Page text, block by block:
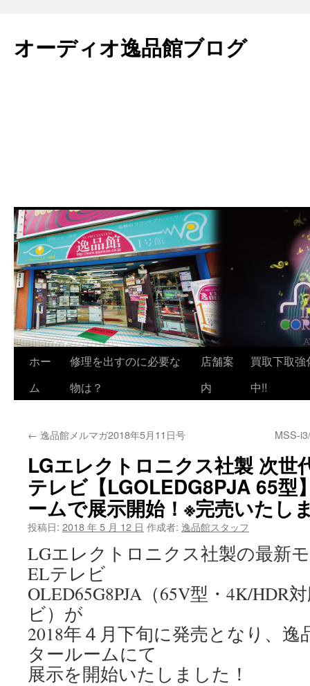
テ
ン
オーディオ逸品館ブログ
ホー
ム
修理を出すのに必要な
物は？
店舗案
内
買取下取強
中!!
← 逸品館メルマガ2018年5月11日号 MSS-
LGエレクトロニクス社製 次世
テレビ【LGOLEDG8PJA 65型
ームで展示開始！※完売いたし
投稿日: 2018 年 5 月 12 日 作成者: 逸品館スタッフ
LGエレクトロニクス社製の最新
ELテレビ
OLED65G8PJA（65V型・4K/HDR
ビ）が
2018年４月下旬に発売となり、
タールームにて
展示を開始いたしました！